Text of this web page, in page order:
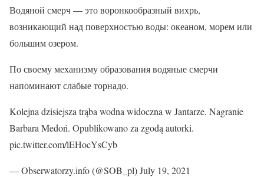
Водяной смерч — это воронкообразный вихрь,
возникающий над поверхностью воды: океаном, морем или
большим озером.
По своему механизму образования водяные смерчи
напоминают слабые торнадо.
Kolejna dzisiejsza trąba wodna widoczna w Jantarze. Nagranie
Barbara Medoń. Opublikowano za zgodą autorki.
pic.twitter.com/lEHocYsCyb
— Obserwatorzy.info (@SOB_pl) July 19, 2021